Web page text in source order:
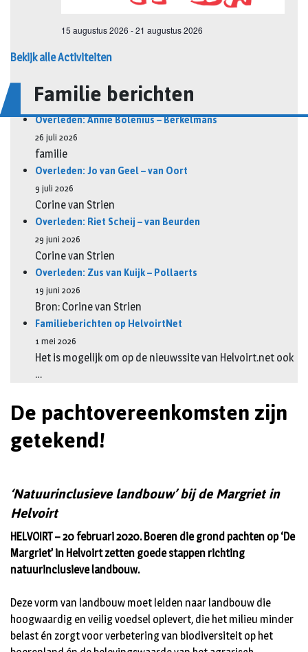
Bekijk alle Activiteiten
Familie berichten
Overleden: Annie Bolenius – Berkelmans
26 juli 2026
familie
Overleden: Jo van Geel – van Oort
9 juli 2026
Corine van Strien
Overleden: Riet Scheij – van Beurden
29 juni 2026
Corine van Strien
Overleden: Zus van Kuijk – Pollaerts
19 juni 2026
Bron: Corine van Strien
Familieberichten op HelvoirtNet
1 mei 2026
Het is mogelijk om op de nieuwssite van Helvoirt.net ook
…
De pachtovereenkomsten zijn
getekend!
‘Natuurinclusieve landbouw’ bij de Margriet in
Helvoirt
HELVOIRT – 20 februari 2020. Boeren die grond pachten op ‘De
Margriet’ in Helvoirt zetten goede stappen richting
natuurinclusieve landbouw.
Deze vorm van landbouw moet leiden naar landbouw die
hoogwaardig en veilig voedsel oplevert, die het milieu minder
belast én zorgt voor verbetering van biodiversiteit op het